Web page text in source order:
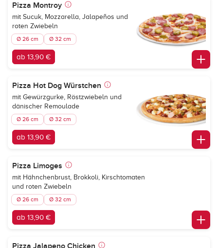
Pizza Montroy
mit Sucuk, Mozzarella, Jalapeños und
roten Zwiebeln
Ø 26 cm Ø 32 cm
ab 13,90 €
Pizza Hot Dog Würstchen
mit Gewürzgurke, Röstzwiebeln und
dänischer Remoulade
Ø 26 cm Ø 32 cm
ab 13,90 €
Pizza Limoges
mit Hähnchenbrust, Brokkoli, Kirschtomaten
und roten Zwiebeln
Ø 26 cm Ø 32 cm
ab 13,90 €
Pizza Jalapeno Chicken